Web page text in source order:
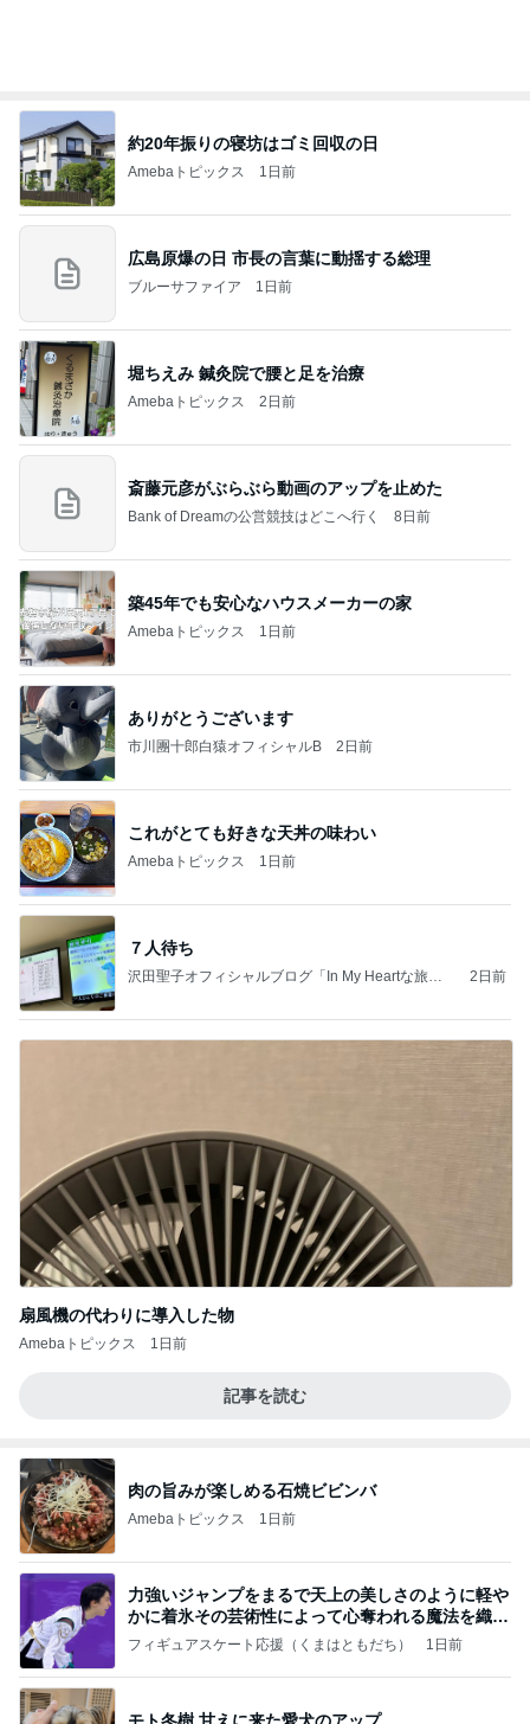
約20年振りの寝坊はゴミ回収の日
Amebaトピックス 1日前
広島原爆の日 市長の言葉に動揺する総理
ブルーサファイア 1日前
堀ちえみ 鍼灸院で腰と足を治療
Amebaトピックス 2日前
斎藤元彦がぶらぶら動画のアップを止めた
Bank of Dreamの公営競技はどこへ行く 8日前
築45年でも安心なハウスメーカーの家
Amebaトピックス 1日前
ありがとうございます
市川團十郎白猿オフィシャルB 2日前
これがとても好きな天丼の味わい
Amebaトピックス 1日前
７人待ち
沢田聖子オフィシャルブログ「In My Heartな旅日
2日前
扇風機の代わりに導入した物
Amebaトピックス 1日前
記事を読む
肉の旨みが楽しめる石焼ビビンバ
Amebaトピックス 1日前
力強いジャンプをまるで天上の美しさのように軽や
かに着氷その芸術性によって心奪われる魔法を織り
なす
フィギュアスケート応援（くまはともだち） 1日前